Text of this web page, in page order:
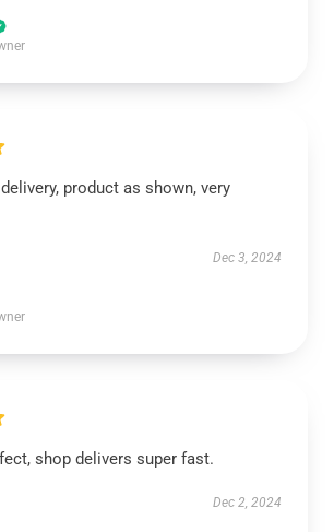
product as shown, very
Dec 3, 2024
shop delivers super fast.
Dec 2, 2024